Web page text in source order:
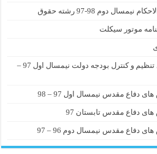
دوم 98-97 رشته حقوق
موتور سیکلت
دانلود رایگان نمونه سوال اصول تنظیم و کنترل بودجه دولت نیمسال اول 97 –
دفاع مقدس نیمسال اول 97 – 98
دفاع مقدس تابستان 97
دفاع مقدس نیمسال دوم 96 – 97